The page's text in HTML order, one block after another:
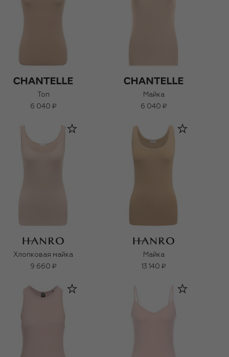
Топ
6 040 ₽
Майка
6 040 ₽
Хлопковая майка
9 660 ₽
Майка
13 140 ₽